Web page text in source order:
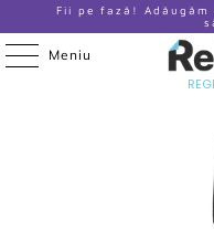
Fii pe fază! Adăugăm
Meniu
ACASA /